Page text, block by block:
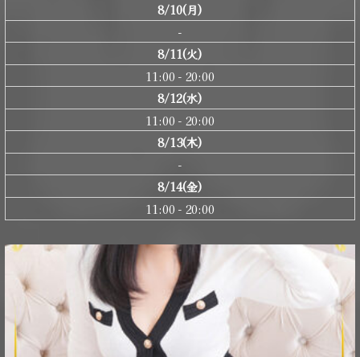
8/10(月)
-
8/11(火)
11:00 - 20:00
8/12(水)
11:00 - 20:00
8/13(木)
-
8/14(金)
11:00 - 20:00